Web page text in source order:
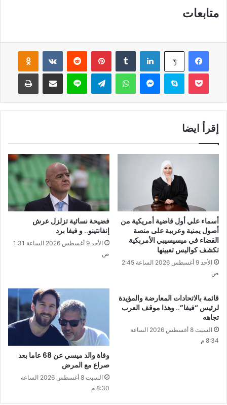
متابعات
فيسبوك ‫X لينكدإن بينتيريست
سكايب واتساب لاين
إقرأ ايضا
أسماء علي أول قاضية أمريكية من
أصول يمنية وعربية على منصة
القضاء في ميسيسيبي الأمربكية
تكشف كواليس تعيينها
الأحد 9 أغسطس 2026 الساعة 2:45
ص
فضيحة نسائية تزلزل عرش
إنفانتينو.. و فيفا برد
الأحد 9 أغسطس 2026 الساعة 1:31
ص
قائمة بالاتحادات المعارضة والمؤيدة
لرئيس “فيفا”.. وهذا موقف العرب
تجاهه
السبت 8 أغسطس 2026 الساعة
8:34 م
وفاة والد ميسي عن 68 عاما بعد
صراع مع المرض
السبت 8 أغسطس 2026 الساعة
8:30 م